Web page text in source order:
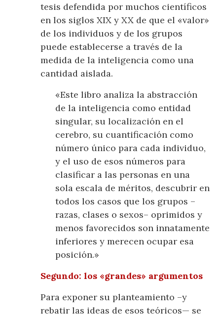
tesis defendida por muchos científicos
en los siglos XIX y XX de que el «valor»
de los individuos y de los grupos
puede establecerse a través de la
medida de la inteligencia como una
cantidad aislada.
«Este libro analiza la abstracción
de la inteligencia como entidad
singular, su localización en el
cerebro, su cuantificación como
número único para cada individuo,
y el uso de esos números para
clasificar a las personas en una
sola escala de méritos, descubrir en
todos los casos que los grupos ­­­­­­­­–
razas, clases o sexos– oprimidos y
menos favorecidos son innatamente
inferiores y merecen ocupar esa
posición.»
Segundo: los «grandes» argumentos
Para exponer su planteamiento –y
rebatir las ideas de esos teóricos— se